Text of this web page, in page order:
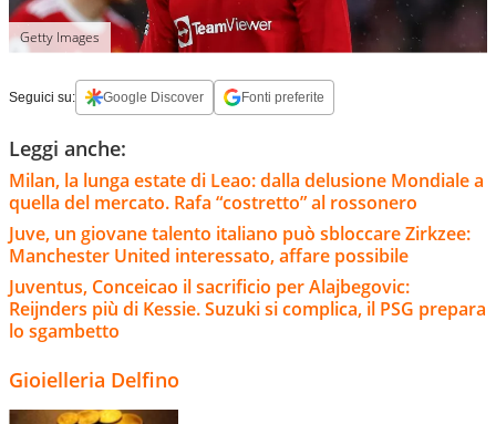
Getty Images
Seguici su: Google Discover Fonti preferite
Leggi anche:
Milan, la lunga estate di Leao: dalla delusione Mondiale a
quella del mercato. Rafa “costretto” al rossonero
Juve, un giovane talento italiano può sbloccare Zirkzee:
Manchester United interessato, affare possibile
Juventus, Conceicao il sacrificio per Alajbegovic:
Reijnders più di Kessie. Suzuki si complica, il PSG prepara
lo sgambetto
Gioielleria Delfino